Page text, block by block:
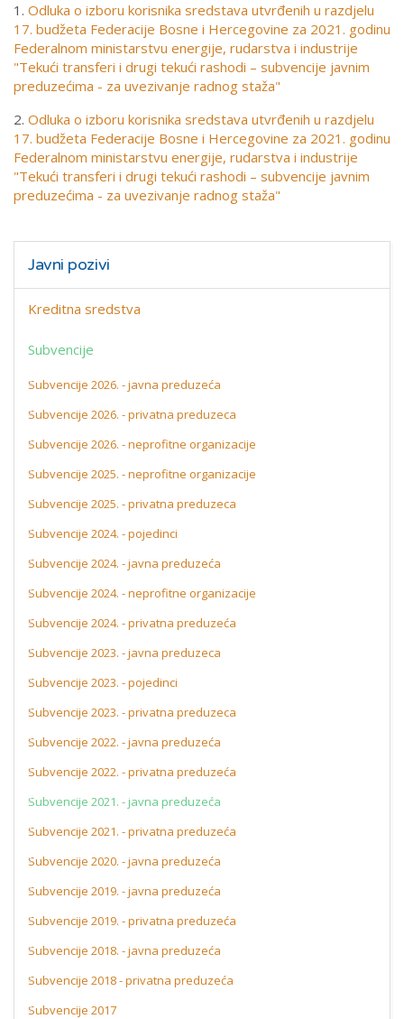
1. Odluka o izboru korisnika sredstava utvrđenih u razdjelu
17. budžeta Federacije Bosne i Hercegovine za 2021. godinu
Federalnom ministarstvu energije, rudarstva i industrije
"Tekući transferi i drugi tekući rashodi – subvencije javnim
preduzećima - za uvezivanje radnog staža"
2. Odluka o izboru korisnika sredstava utvrđenih u razdjelu
17. budžeta Federacije Bosne i Hercegovine za 2021. godinu
Federalnom ministarstvu energije, rudarstva i industrije
"Tekući transferi i drugi tekući rashodi – subvencije javnim
preduzećima - za uvezivanje radnog staža"
Javni pozivi
Kreditna sredstva
Subvencije
Subvencije 2026. - javna preduzeća
Subvencije 2026. - privatna preduzeca
Subvencije 2026. - neprofitne organizacije
Subvencije 2025. - neprofitne organizacije
Subvencije 2025. - privatna preduzeca
Subvencije 2024. - pojedinci
Subvencije 2024. - javna preduzeća
Subvencije 2024. - neprofitne organizacije
Subvencije 2024. - privatna preduzeća
Subvencije 2023. - javna preduzeca
Subvencije 2023. - pojedinci
Subvencije 2023. - privatna preduzeca
Subvencije 2022. - javna preduzeća
Subvencije 2022. - privatna preduzeća
Subvencije 2021. - javna preduzeća
Subvencije 2021. - privatna preduzeća
Subvencije 2020. - javna preduzeća
Subvencije 2019. - javna preduzeća
Subvencije 2019. - privatna preduzeća
Subvencije 2018. - javna preduzeća
Subvencije 2018 - privatna preduzeća
Subvencije 2017